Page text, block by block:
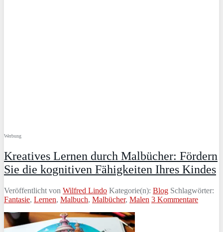
Werbung
Kreatives Lernen durch Malbücher: Fördern
Sie die kognitiven Fähigkeiten Ihres Kindes
Veröffentlicht von Wilfred Lindo Kategorie(n): Blog Schlagwörter:
Fantasie, Lernen, Malbuch, Malbücher, Malen 3 Kommentare